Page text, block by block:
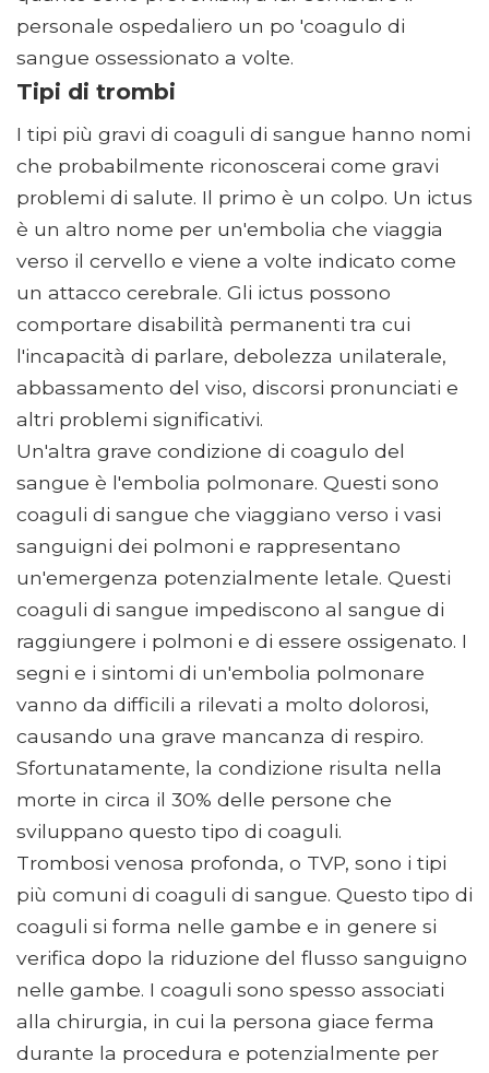
personale ospedaliero un po 'coagulo di
sangue ossessionato a volte.
Tipi di trombi
I tipi più gravi di coaguli di sangue hanno nomi
che probabilmente riconoscerai come gravi
problemi di salute. Il primo è un colpo. Un ictus
è un altro nome per un'embolia che viaggia
verso il cervello e viene a volte indicato come
un attacco cerebrale. Gli ictus possono
comportare disabilità permanenti tra cui
l'incapacità di parlare, debolezza unilaterale,
abbassamento del viso, discorsi pronunciati e
altri problemi significativi.
Un'altra grave condizione di coagulo del
sangue è l'embolia polmonare. Questi sono
coaguli di sangue che viaggiano verso i vasi
sanguigni dei polmoni e rappresentano
un'emergenza potenzialmente letale. Questi
coaguli di sangue impediscono al sangue di
raggiungere i polmoni e di essere ossigenato. I
segni e i sintomi di un'embolia polmonare
vanno da difficili a rilevati a molto dolorosi,
causando una grave mancanza di respiro.
Sfortunatamente, la condizione risulta nella
morte in circa il 30% delle persone che
sviluppano questo tipo di coaguli.
Trombosi venosa profonda, o TVP, sono i tipi
più comuni di coaguli di sangue. Questo tipo di
coaguli si forma nelle gambe e in genere si
verifica dopo la riduzione del flusso sanguigno
nelle gambe. I coaguli sono spesso associati
alla chirurgia, in cui la persona giace ferma
durante la procedura e potenzialmente per